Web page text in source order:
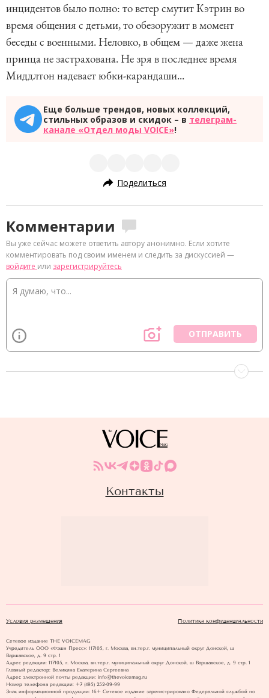
инцидентов было полно: то ветер смутит Кэтрин во
время общения с детьми, то обезоружит в момент
беседы с военными. Неловко, в общем — даже жена
принца не застрахована. Не зря в последнее время
Миддлтон надевает юбки-карандаши...
Еще больше трендов, новых коллекций,
стильных образов и скидок – в телеграм-
канале «Отдел моды VOICE»!
Поделиться
Комментарии
Вы уже сейчас можете ответить автору анонимно. Если хотите
комментировать под своим именем и следить за дискуссией —
войдите или зарегистрируйтесь
ОТПРАВИТЬ
Контакты
Условия размещения Политика конфиденциальности
Сетевое издание THE VOICEMAG
Учредитель ООО «Фэшн Пресс»: 117105, г. Москва, вн.тер.г. муниципальный округ Донской, ш
Варшавское, д. 9 стр. 1
Адрес редакции: 117105, г. Москва, вн.тер.г. муниципальный округ Донской, ш Варшавское, д. 9 стр. 1
Главный редактор: Великина Екатерина Сергеевна
Адрес электронной почты редакции: info@thevoicemag.ru
Номер телефона редакции: +7 (495) 252-09-99
Знак информационной продукции: 16+ Cетевое издание зарегистрировано Федеральной службой по